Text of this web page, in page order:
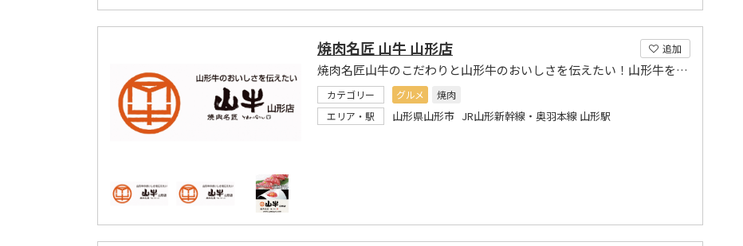
追加
焼肉名匠 山牛 山形店
焼肉名匠山牛のこだわりと山形牛のおいしさを伝えたい！山形牛を贅沢に召し上がれ！
カテゴリー グルメ
焼肉
エリア・駅
山形県山形市 JR山形新幹線・奥羽本線 山形駅